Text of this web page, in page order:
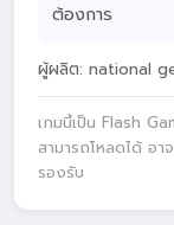
ต้องการ
ผู้ผลิต: national
เกมนี้เป็น Flash
สามารถโหลดได้ อา
รองรับ